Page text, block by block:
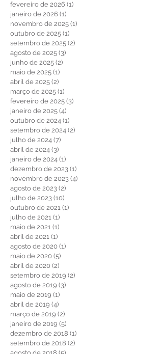
fevereiro de 2026 (1)
janeiro de 2026 (1)
novembro de 2025 (1)
outubro de 2025 (1)
setembro de 2025 (2)
agosto de 2025 (3)
junho de 2025 (2)
maio de 2025 (1)
abril de 2025 (2)
março de 2025 (1)
fevereiro de 2025 (3)
janeiro de 2025 (4)
outubro de 2024 (1)
setembro de 2024 (2)
julho de 2024 (7)
abril de 2024 (3)
janeiro de 2024 (1)
dezembro de 2023 (1)
novembro de 2023 (4)
agosto de 2023 (2)
julho de 2023 (10)
outubro de 2021 (1)
julho de 2021 (1)
maio de 2021 (1)
abril de 2021 (1)
agosto de 2020 (1)
maio de 2020 (5)
abril de 2020 (2)
setembro de 2019 (2)
agosto de 2019 (3)
maio de 2019 (1)
abril de 2019 (4)
março de 2019 (2)
janeiro de 2019 (5)
dezembro de 2018 (1)
setembro de 2018 (2)